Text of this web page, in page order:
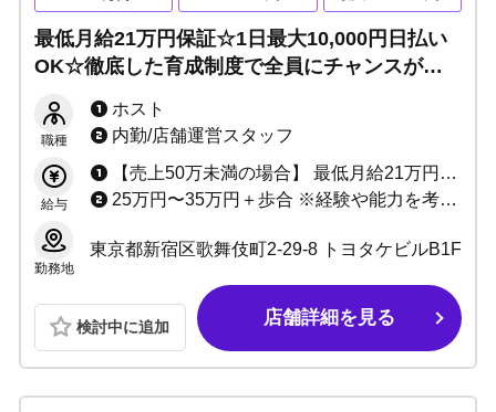
最低月給21万円保証☆1日最大10,000円日払い
OK☆徹底した育成制度で全員にチャンスがあ
職種
ホスト
内勤/店舗運営スタッフ
給与
【売上50万未満の場合】 最低月給21万円+売上50%バック+指名ポイントバック＋各種賞金 【売上50万以上の場合】 売上最低50%〜最大94.7%バック+指名ポイントバック+ボーナス＋各種賞金 ※最大10,000円まで日払い可能
25万円〜35万円＋歩合 ※経験や能力を考慮して決定致します
勤務地
東京都新宿区歌舞伎町2-29-8 トヨタケビルB1F
検討中に追加 店舗詳細を見る